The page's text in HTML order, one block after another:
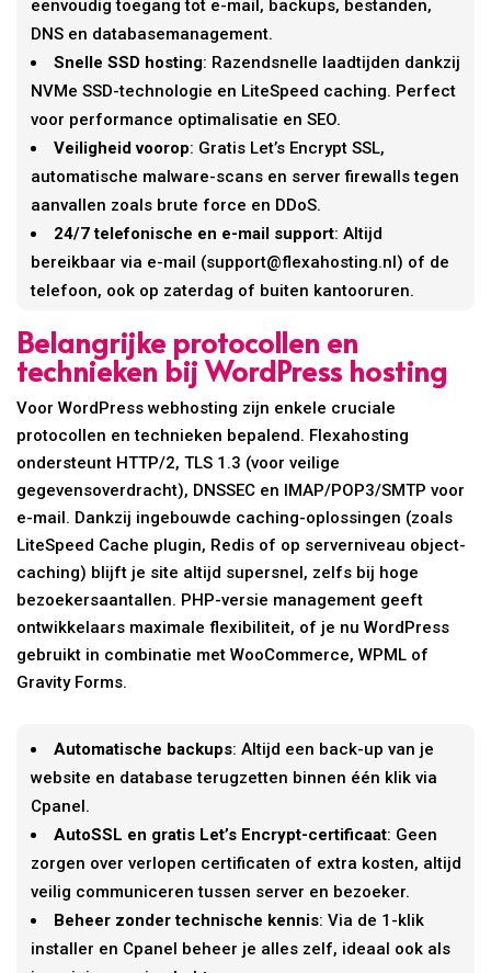
eenvoudig toegang tot e-mail, backups, bestanden,
DNS en databasemanagement.
Snelle SSD hosting: Razendsnelle laadtijden dankzij
NVMe SSD-technologie en LiteSpeed caching. Perfect
voor performance optimalisatie en SEO.
Veiligheid voorop: Gratis Let’s Encrypt SSL,
automatische malware-scans en server firewalls tegen
aanvallen zoals brute force en DDoS.
24/7 telefonische en e-mail support: Altijd
bereikbaar via e-mail (support@flexahosting.nl) of de
telefoon, ook op zaterdag of buiten kantooruren.
Belangrijke protocollen en
technieken bij WordPress hosting
Voor WordPress webhosting zijn enkele cruciale
protocollen en technieken bepalend. Flexahosting
ondersteunt HTTP/2, TLS 1.3 (voor veilige
gegevensoverdracht), DNSSEC en IMAP/POP3/SMTP voor
e-mail. Dankzij ingebouwde caching-oplossingen (zoals
LiteSpeed Cache plugin, Redis of op serverniveau object-
caching) blijft je site altijd supersnel, zelfs bij hoge
bezoekersaantallen. PHP-versie management geeft
ontwikkelaars maximale flexibiliteit, of je nu WordPress
gebruikt in combinatie met WooCommerce, WPML of
Gravity Forms.
Automatische backups: Altijd een back-up van je
website en database terugzetten binnen één klik via
Cpanel.
AutoSSL en gratis Let’s Encrypt-certificaat: Geen
zorgen over verlopen certificaten of extra kosten, altijd
veilig communiceren tussen server en bezoeker.
Beheer zonder technische kennis: Via de 1-klik
installer en Cpanel beheer je alles zelf, ideaal ook als